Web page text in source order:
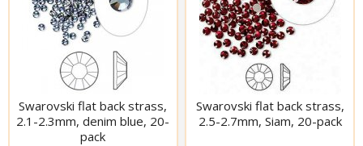
Swarovski flat back strass,
2.1-2.3mm, denim blue, 20-
pack
Swarovski flat back strass,
2.5-2.7mm, Siam, 20-pack